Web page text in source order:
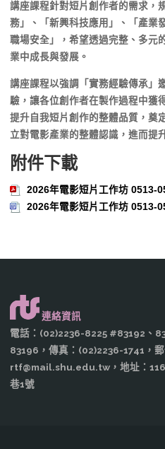
講座課程針對短片創作者的需求，
務」、「新興科技應用」、「產業
職場安全」，希望透過完整、多元
業中成長與發展。
講座課程以強調「實務經驗傳承」
驗， 讓各位創作者在製作過程中獲
提升自我短片創作的整體品質， 奠
立對電影產業的整體認識， 進而提
附件下載
2026年電影短片工作坊 0513-
2026年電影短片工作坊 0513-
連絡資訊
電話：(02)2236-8225 #83192、
83196，傳真：(02)2236-1741，郵
rtf@mail.shu.edu.tw，地址：116
巷1號